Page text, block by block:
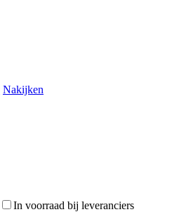
Nakijken
In voorraad bij leveranciers